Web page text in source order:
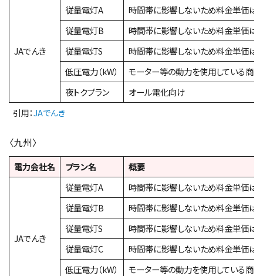
JAでんき
従量電灯A
時間帯に影響しないため料金単価は
従量電灯B
時間帯に影響しないため料金単価は
従量電灯S
時間帯に影響しないため料金単価は
低圧電力（kW）
モーター等の動力を使用している商
夜トクプラン
オール電化向け
引用：JAでんき
〈九州〉
電力会社名 プラン名 概要
JAでんき
従量電灯A
時間帯に影響しないため料金単価は
従量電灯B
時間帯に影響しないため料金単価は
従量電灯S
時間帯に影響しないため料金単価は
従量電灯C
時間帯に影響しないため料金単価は
低圧電力（kW）
モーター等の動力を使用している商